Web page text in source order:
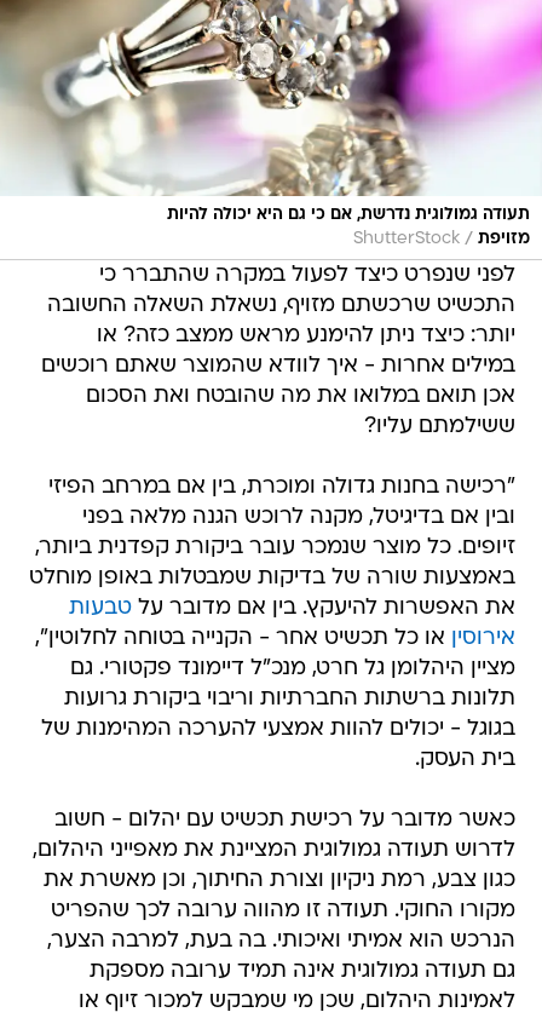
תעודה גמולוגית נדרשת, אם כי גם היא יכולה להיות
מזויפת /
ShutterStock
לפני שנפרט כיצד לפעול במקרה שהתברר כי
התכשיט שרכשתם מזויף, נשאלת השאלה החשובה
יותר: כיצד ניתן להימנע מראש ממצב כזה? או
במילים אחרות - איך לוודא שהמוצר שאתם רוכשים
אכן תואם במלואו את מה שהובטח ואת הסכום
ששילמתם עליו?
"רכישה בחנות גדולה ומוכרת, בין אם במרחב הפיזי
ובין אם בדיגיטל, מקנה לרוכש הגנה מלאה בפני
זיופים. כל מוצר שנמכר עובר ביקורת קפדנית ביותר,
באמצעות שורה של בדיקות שמבטלות באופן מוחלט
את האפשרות להיעקץ. בין אם מדובר עלטבעות
אירוסין
או כל תכשיט אחר - הקנייה בטוחה לחלוטין",
מציין היהלומן גל חרט, מנכ"ל דיימונד פקטורי. גם
תלונות ברשתות החברתיות וריבוי ביקורת גרועות
בגוגל - יכולים להוות אמצעי להערכה המהימנות של
בית העסק.
כאשר מדובר על רכישת תכשיט עם יהלום - חשוב
לדרוש תעודה גמולוגית המציינת את מאפייני היהלום,
כגון צבע, רמת ניקיון וצורת החיתוך, וכן מאשרת את
מקורו החוקי. תעודה זו מהווה ערובה לכך שהפריט
הנרכש הוא אמיתי ואיכותי. בה בעת, למרבה הצער,
גם תעודה גמולוגית אינה תמיד ערובה מספקת
לאמינות היהלום, שכן מי שמבקש למכור זיוף או